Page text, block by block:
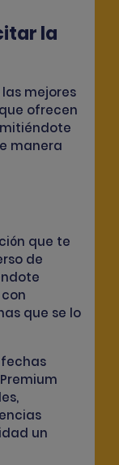
la
mejores
ofrecen
manera
que te
de
que se lo
un